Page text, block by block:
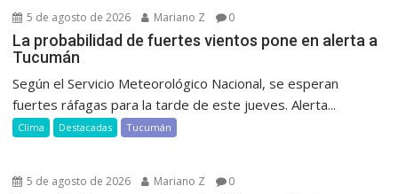
5 de agosto de 2026 Mariano Z 0
La probabilidad de fuertes vientos pone en alerta a
Tucumán
Según el Servicio Meteorológico Nacional, se esperan
fuertes ráfagas para la tarde de este jueves. Alerta...
Clima Destacadas Tucumán
5 de agosto de 2026 Mariano Z 0